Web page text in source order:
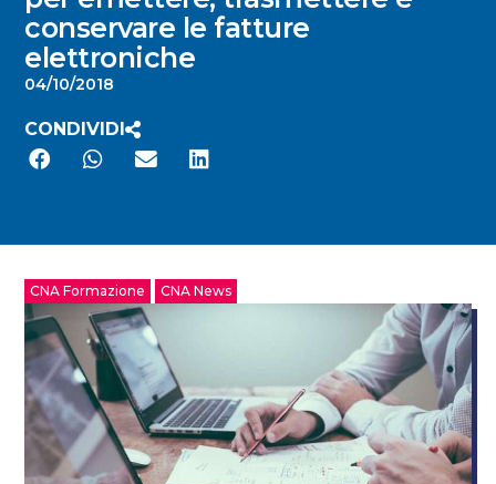
conservare le fatture
elettroniche
04/10/2018
CONDIVIDI
CNA Formazione CNA News